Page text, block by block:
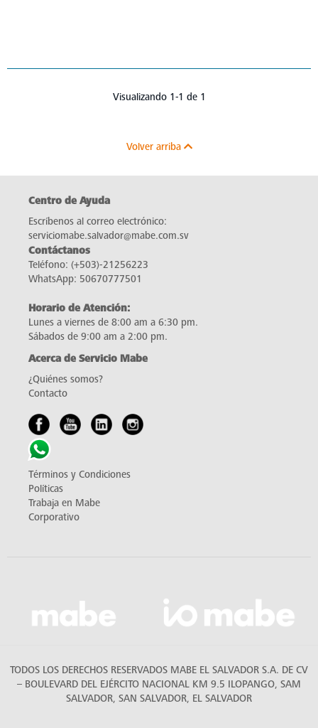
Visualizando 1-1 de 1
Volver arriba
Centro de Ayuda
Escríbenos al correo electrónico:
serviciomabe.salvador@mabe.com.sv
Contáctanos
Teléfono: (+503)-21256223
WhatsApp: 50670777501
Horario de Atención:
Lunes a viernes de 8:00 am a 6:30 pm.
Sábados de 9:00 am a 2:00 pm.
Acerca de Servicio Mabe
¿Quiénes somos?
Contacto
Términos y Condiciones
Políticas
Trabaja en Mabe
Corporativo
TODOS LOS DERECHOS RESERVADOS MABE EL SALVADOR S.A. DE CV
– BOULEVARD DEL EJÉRCITO NACIONAL KM 9.5 ILOPANGO, SAM
SALVADOR, SAN SALVADOR, EL SALVADOR